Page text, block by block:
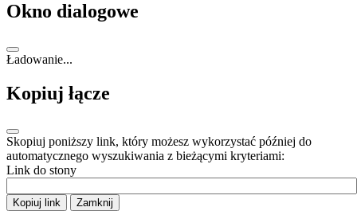
Okno dialogowe
Ładowanie...
Kopiuj łącze
Skopiuj poniższy link, który możesz wykorzystać później do
automatycznego wyszukiwania z bieżącymi kryteriami:
Link do stony
Kopiuj link Zamknij